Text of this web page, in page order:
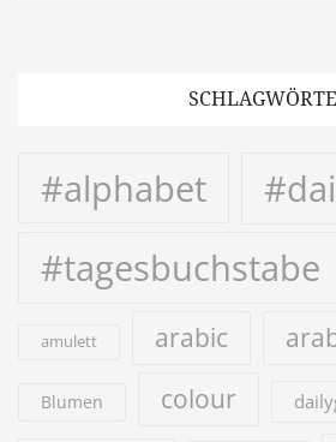
#alphabet
#tagesbuchstabe
amulett arabic
Blumen colour